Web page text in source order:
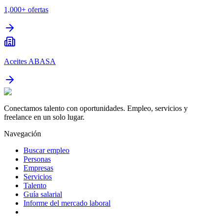
1,000+ ofertas
Aceites ABASA
Conectamos talento con oportunidades. Empleo, servicios y
freelance en un solo lugar.
Navegación
Buscar empleo
Personas
Empresas
Servicios
Talento
Guía salarial
Informe del mercado laboral